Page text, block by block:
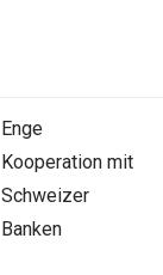
Enge
Kooperation mit
Schweizer
Banken